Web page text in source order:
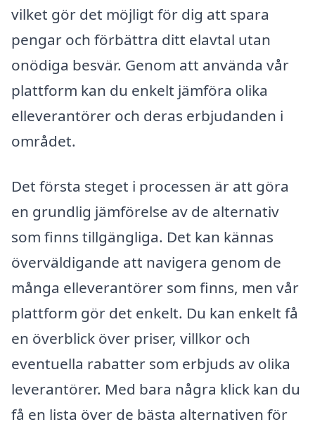
vilket gör det möjligt för dig att spara
pengar och förbättra ditt elavtal utan
onödiga besvär. Genom att använda vår
plattform kan du enkelt jämföra olika
elleverantörer och deras erbjudanden i
området.
Det första steget i processen är att göra
en grundlig jämförelse av de alternativ
som finns tillgängliga. Det kan kännas
överväldigande att navigera genom de
många elleverantörer som finns, men vår
plattform gör det enkelt. Du kan enkelt få
en överblick över priser, villkor och
eventuella rabatter som erbjuds av olika
leverantörer. Med bara några klick kan du
få en lista över de bästa alternativen för